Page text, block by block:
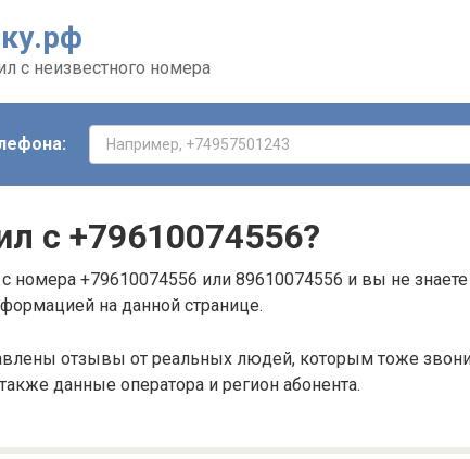
с неизвестного номера
с +79610074556?
номера +79610074556 или 89610074556 и вы не знаете
на данной странице.
отзывы от реальных людей, которым тоже
данные оператора и регион абонента.